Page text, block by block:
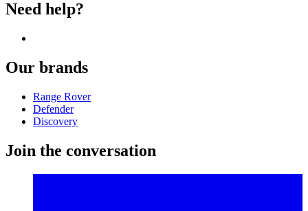
Need help?
Our brands
Range Rover
Defender
Discovery
Join the conversation